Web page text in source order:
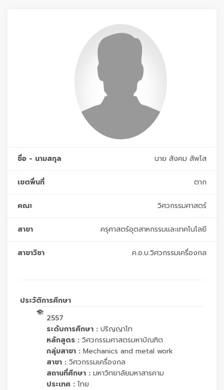
ชื่อ - นามสกุล นาย สังคม สัพโส
เขตพื่นที่ ตาก
คณะ วิศวกรรมศาสตร์
สาขา ครุศาสตร์อุตสาหกรรมและเทคโนโลยี
สาขาวิชา ค.อ.บ.วิศวกรรมเครื่องกล
ประวัติการศึกษา
2557
ระดับการศึกษา : ปริญญาโท
หลักสูตร : วิศวกรรมศาสตรมหาบัณฑิต
กลุ่มสาขา : Mechanics and metal work
สาขา : วิศวกรรมเครื่องกล
สถานที่ศึกษา : มหาวิทยาลัยมหาสารคาม
ประเทศ : ไทย